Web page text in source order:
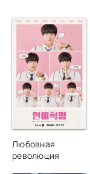
Любовная
революция